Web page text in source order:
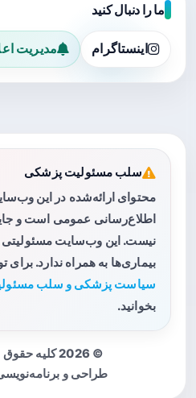
ما را دنبال کنید
اینستاگرام مدیریت
سلب مسئولیت پزشکی
محتوای ارائه‌شده در این
اطلاع‌رسانی عمومی است و
نیست. این وب‌سایت مسئولیتی
بیماری‌ها به همراه ندارد.
سیاست پزشکی و سلب
بخوانید.
© 2026 کلیه حقوق محفوظ است.
طراحی و